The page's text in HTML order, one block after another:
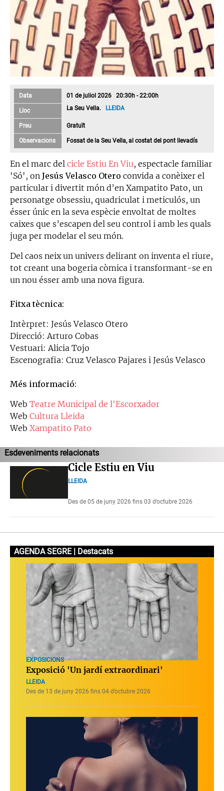
Data 01 de juliol 2026 20:30h - 22:00h
Lloc La Seu Vella. LLEIDA
Preu Gratuït
Observacions Fossat de la Seu Vella, al costat del pont llevadís
En el marc del cicle Estiu En Viu, espectacle familiar
'Só', on Jesús Velasco Otero convida a conèixer el
particular i divertit món d’en Xampatito Pato, un
personatge obsessiu, quadriculat i meticulós, un
ésser únic en la seva espècie envoltat de moltes
caixes que s’escapen del seu control i amb les quals
juga per modelar el seu món.
Del caos neix un univers delirant on inventa el riure,
tot creant una bogeria còmica i transformant-se en
un nou ésser amb una nova figura.
Fitxa tècnica:
Intèrpret: Jesús Velasco Otero
Direcció: Arturo Cobas
Vestuari: Alicia Tojo
Escenografia: Cruz Velasco Pajares i Jesús Velasco
Més informació:
Web Teatre Municipal de l'Escorxador
Web Cultura Lleida
Web Xampatito Pato
Esdeveniments relacionats
Cicle Estiu en Viu
LLEIDA
Des de 05 de juny 2026 fins 03 d’octubre 2026
AGENDA SEGRE | Destacats
EXPOSICIONS
Exposició 'Un jardí extraordinari'
LLEIDA
Des de 13 de juny 2026 fins 04 d’octubre 2026